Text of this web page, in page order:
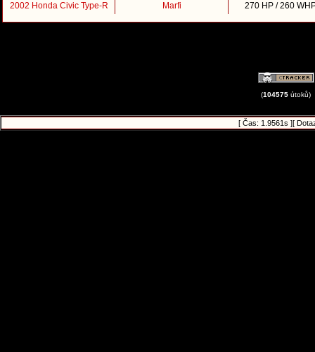
2002 Honda Civic Type-R
Marfi 270 HP / 260
(104575 útoků)
[ Čas: 1.9561s ][